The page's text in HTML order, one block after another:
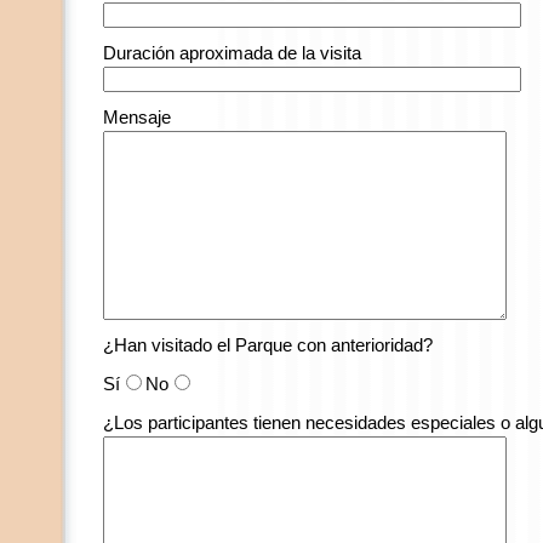
Duración aproximada de la visita
Mensaje
¿Han visitado el Parque con anterioridad?
Sí
No
¿Los participantes tienen necesidades especiales o